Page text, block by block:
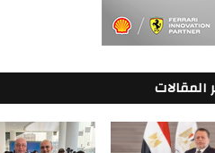
المقالات